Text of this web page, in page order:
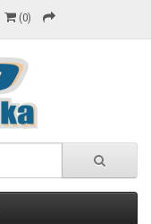
(0)